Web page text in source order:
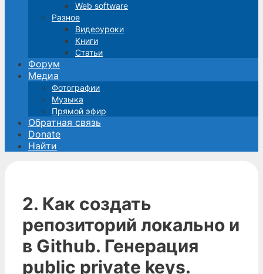
Web software
Разное
Видеоуроки
Книги
Статьи
Форум
Медиа
Фотографии
Музыка
Прямой эфир
Обратная связь
Donate
Найти
2. Как создать
репозиторий локально и
в Github. Генерация
public private keys.